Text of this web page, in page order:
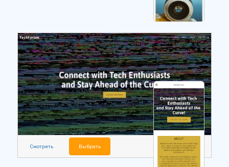
Смотреть Выбрать